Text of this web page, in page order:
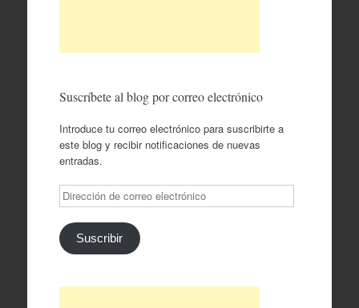
Suscríbete al blog por correo electrónico
Introduce tu correo electrónico para suscribirte a
este blog y recibir notificaciones de nuevas
entradas.
Dirección
de
correo
electrónico
Suscribir